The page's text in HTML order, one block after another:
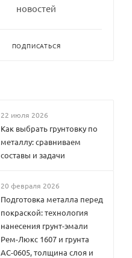
новостей
ПОДПИСАТЬСЯ
22 июля 2026
Как выбрать грунтовку по
металлу: сравниваем
составы и задачи
20 февраля 2026
Подготовка металла перед
покраской: технология
нанесения грунт-эмали
Рем-Люкс 1607 и грунта
АС-0605, толщина слоя и